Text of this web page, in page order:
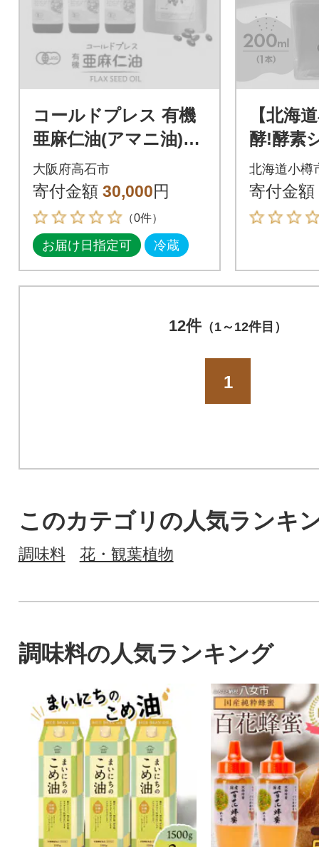
コールドプレス 有機
亜麻仁油(アマニ油)18
5g×3本【化粧箱
入】・カプセルにな
った亜麻仁油 60粒
大阪府高石市
寄付金額 30,000円
（0件）
お届け日指定可 冷蔵
【北海
酵!酵素
いちご
北海道小樽
寄付金額
12件（1～12件目）
1
このカテゴリの人気ランキ
調味料 花・観葉植物
調味料の人気ランキング